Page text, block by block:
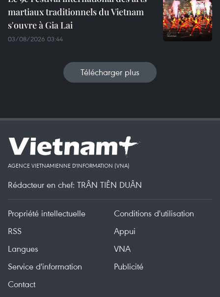
martiaux traditionnels du Vietnam
s'ouvre à Gia Lai
03/08/2026 03:44
Télécharger plus
AGENCE VIETNAMIENNE D'INFORMATION (VNA)
Rédacteur en chef: TRÂN TIÊN DUÂN
Propriété intellectuelle
Conditions d'utilisation
RSS
Appui
Langues
VNA
Service d'information
Publicité
Contact